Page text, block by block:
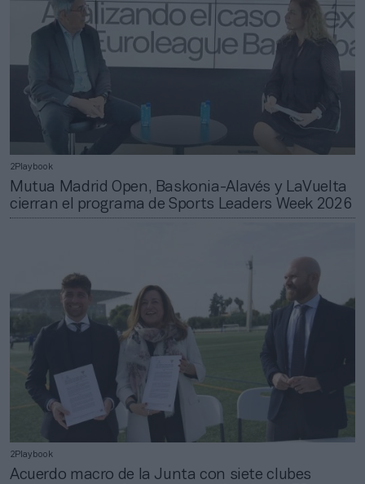
2Playbook
Mutua Madrid Open, Baskonia-Alavés y LaVuelta
cierran el programa de Sports Leaders Week 2026
2Playbook
Acuerdo macro de la Junta con siete clubes